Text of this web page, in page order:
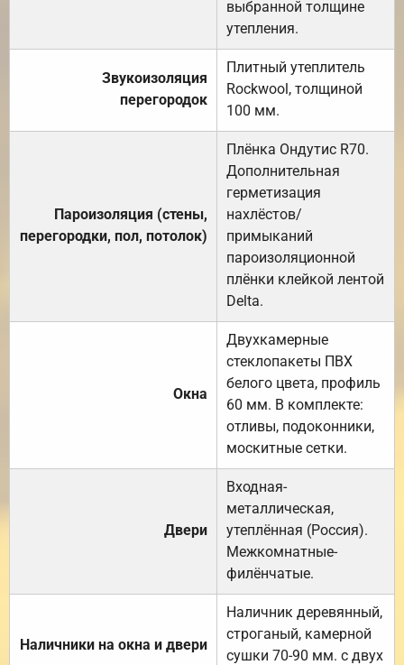
выбранной толщине
утепления.
Звукоизоляция
перегородок
Плитный утеплитель
Rockwool, толщиной
100 мм.
Пароизоляция (стены,
перегородки, пол, потолок)
Плёнка Ондутис R70.
Дополнительная
герметизация
нахлёстов/
примыканий
пароизоляционной
плёнки клейкой лентой
Delta.
Окна
Двухкамерные
стеклопакеты ПВХ
белого цвета, профиль
60 мм. В комплекте:
отливы, подоконники,
москитные сетки.
Двери
Входная-
металлическая,
утеплённая (Россия).
Межкомнатные-
филёнчатые.
Наличники на окна и двери
Наличник деревянный,
строганый, камерной
сушки 70-90 мм. с двух